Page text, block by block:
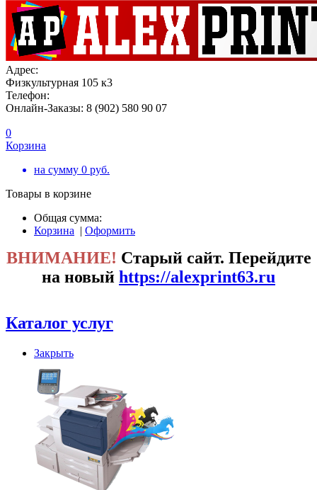
Адрес:
Физкультурная 105 к3
Телефон:
Онлайн-Заказы: 8 (902) 580 90 07
0
Корзина
на сумму 0 руб.
Товары в корзине
Общая сумма:
Корзина | Оформить
ВНИМАНИЕ! Старый сайт. Перейдите
на новый https://alexprint63.ru
Каталог услуг
Закрыть